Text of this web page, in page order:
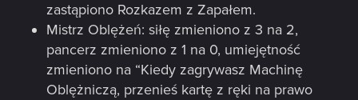
zastąpiono Rozkazem z Zapałem.
Mistrz Oblężeń: siłę zmieniono z 3 na 2,
pancerz zmieniono z 1 na 0, umiejętność
zmieniono na “Kiedy zagrywasz Machinę
Oblężniczą, przenieś kartę z ręki na prawo